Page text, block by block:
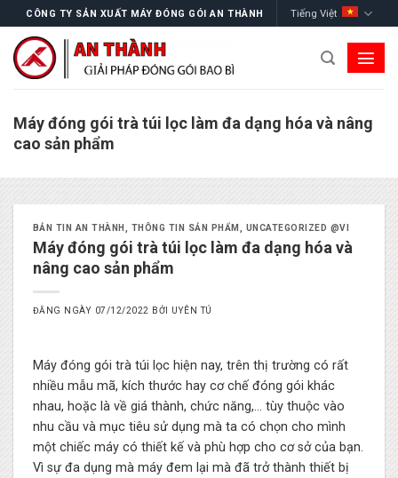
to
content
CÔNG TY SẢN XUẤT MÁY ĐÓNG GÓI AN THÀNH Tiếng Việt
Máy đóng gói trà túi lọc làm đa dạng hóa và nâng
cao sản phẩm
BẢN TIN AN THÀNH THÔNG TIN SẢN PHẨM UNCATEGORIZED @VI
Máy đóng gói trà túi lọc làm đa dạng hóa và
nâng cao sản phẩm
ĐĂNG NGÀY 07/12/2022 BỞI UYÊN TÚ
Máy đóng gói trà túi lọc hiện nay, trên thị trường có rất
nhiều mẫu mã, kích thước hay cơ chế đóng gói khác
nhau, hoặc là về giá thành, chức năng,… tùy thuộc vào
nhu cầu và mục tiêu sử dụng mà ta có chọn cho mình
một chiếc máy có thiết kế và phù hợp cho cơ sở của bạn.
Vì sự đa dụng mà máy đem lại mà đã trở thành thiết bị